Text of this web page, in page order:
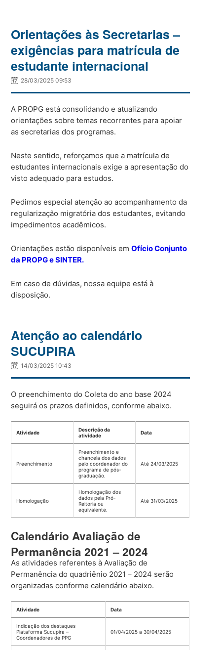
Orientações às Secretarias –
exigências para matrícula de
estudante internacional
28/03/2025 09:53
A PROPG está consolidando e atualizando
orientações sobre temas recorrentes para apoiar
as secretarias dos programas.
Neste sentido, reforçamos que a matrícula de
estudantes internacionais exige a apresentação do
visto adequado para estudos.
Pedimos especial atenção ao acompanhamento da
regularização migratória dos estudantes, evitando
impedimentos acadêmicos.
Orientações estão disponíveis emOfício Conjunto
da PROPG e SINTER.
Em caso de dúvidas, nossa equipe está à
disposição.
Atenção ao calendário
SUCUPIRA
14/03/2025 10:43
O preenchimento do Coleta do ano base 2024
seguirá os prazos definidos, conforme abaixo.
Atividade
Descrição da
atividade
Data
Preenchimento
Preenchimento e
chancela dos dados
pelo coordenador do
programa de pós-
graduação.
Até 24/03/2025
Homologação
Homologação dos
dados pela Pró-
Reitoria ou
equivalente.
Até 31/03/2025
Calendário Avaliação de
Permanência 2021 – 2024
As atividades referentes à Avaliação de
Permanência do quadriênio 2021 – 2024 serão
organizadas conforme calendário abaixo.
Atividade Data
Indicação dos destaques
Plataforma Sucupira –
Coordenadores de PPG
01/04/2025 a 30/04/2025